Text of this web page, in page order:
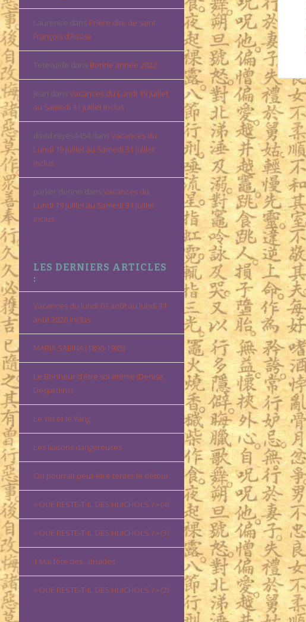
Laurence dans Prière dite de saint
François d’Assise
Tetevuide dans Bonne année 2022
Jean dansVacances du Lundi 19 juillet
au Samedi 31 juillet inclus
david.reyes4454 dansVacances du
Lundi 19 juillet au Samedi 31 juillet
inclus
parker dennis dansVacances du
Lundi 19 juillet au Samedi 31 juillet
inclus
LES DERNIERS ARTICLES
:
Vacances du lundi 03 août au lundi 31
août 2026 inclus
MARIA SABINA (1896-1985)
Le Bonheur d’être soi-même (Denise
Desjardins)
Le Yin et le Yang
Les liaisons dangereuses
On pourrait peut-être tenter le détour
« QUE RESTE-T-IL DES HUICHOLS ? » (4)
« QUE RESTE-T-IL DES HUICHOLS ? » (3)
1 Mai fête des…druides
« QUE RESTE-T-IL DES HUICHOLS ? » (2)